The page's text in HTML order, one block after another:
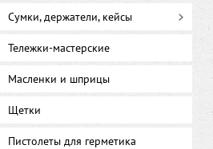
Сумки, держатели, кейсы
Тележки-мастерские
Масленки и шприцы
Щетки
Пистолеты для герметика